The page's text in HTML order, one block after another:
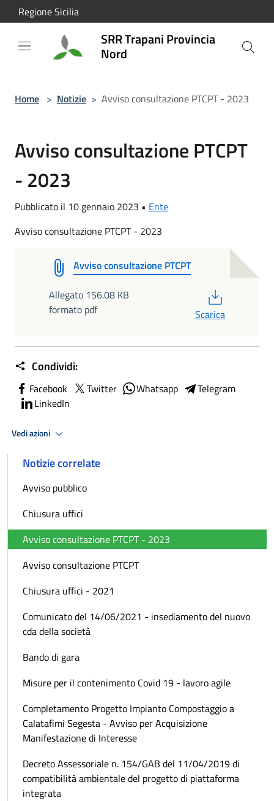
Salta al contenuto principale
Regione Sicilia
SRR Trapani Provincia
Nord
Home > Notizie > Avviso consultazione PTCPT - 2023
Avviso consultazione PTCPT
- 2023
Pubblicato il 10 gennaio 2023 • Ente
Avviso consultazione PTCPT - 2023
Avviso consultazione PTCPT
Allegato 156.08 KB
formato pdf
Scarica
Condividi:
Facebook Twitter Whatsapp
Telegram
LinkedIn
Vedi azioni
Notizie correlate
Avviso pubblico
Chiusura uffici
Avviso consultazione PTCPT - 2023
Avviso consultazione PTCPT
Chiusura uffici - 2021
Comunicato del 14/06/2021 - insediamento del nuovo
cda della società
Bando di gara
Misure per il contenimento Covid 19 - lavoro agile
Completamento Progetto Impianto Compostaggio a
Calatafimi Segesta - Avviso per Acquisizione
Manifestazione di Interesse
Decreto Assessoriale n. 154/GAB del 11/04/2019 di
compatibilità ambientale del progetto di piattaforma
integrata